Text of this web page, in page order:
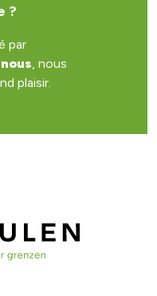
?
par
, nous
plaisir.